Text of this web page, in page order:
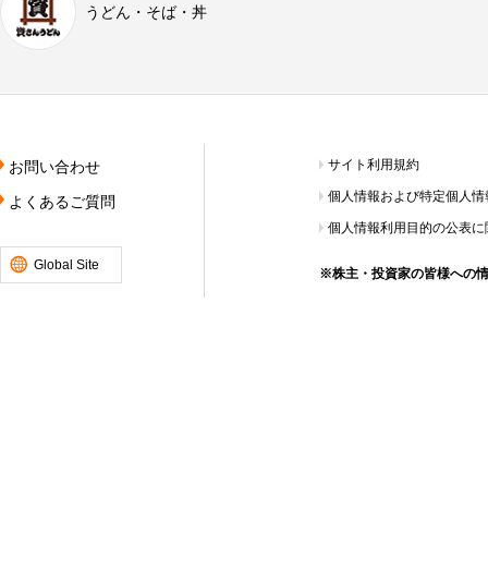
うどん・そば・丼
お問い合わせ
よくあるご質問
Global Site
サイト利用規約
個人情報および特定個人
個人情報利用目的の公表
※株主・投資家の皆様への